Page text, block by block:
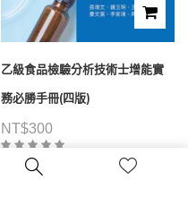
乙級食品檢驗分析技術士增能實
務必勝手冊(四版)
NT$300